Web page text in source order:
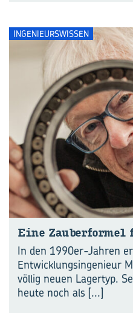
INGENIEURSWISSEN
Eine Zau­ber­for­mel
In den 1990er-Jahren
Entwicklungsingenieur
völlig neuen Lagertyp.
heute noch als [...]